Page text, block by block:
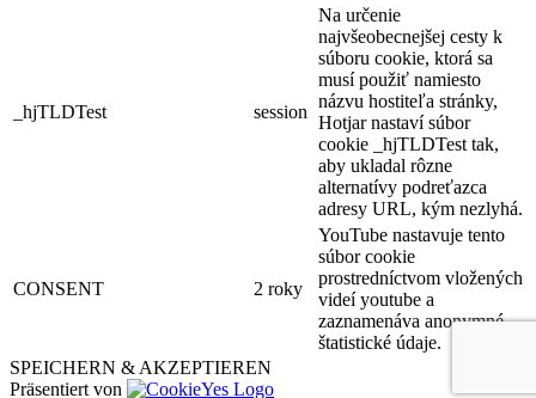
_hjTLDTest session
Na určenie
najvšeobecnejšej cesty k
súboru cookie, ktorá sa
musí použiť namiesto
názvu hostiteľa stránky,
Hotjar nastaví súbor
cookie _hjTLDTest tak,
aby ukladal rôzne
alternatívy podreťazca
adresy URL, kým nezlyhá.
CONSENT 2 roky
YouTube nastavuje tento
súbor cookie
prostredníctvom vložených
videí youtube a
zaznamenáva anonymné
štatistické údaje.
SPEICHERN & AKZEPTIEREN
Präsentiert von